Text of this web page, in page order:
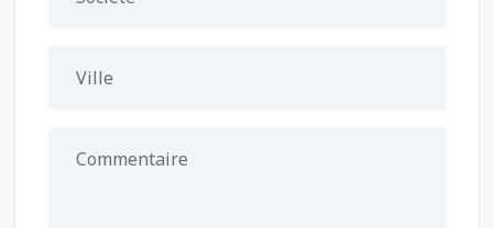
Ville
Commentaire